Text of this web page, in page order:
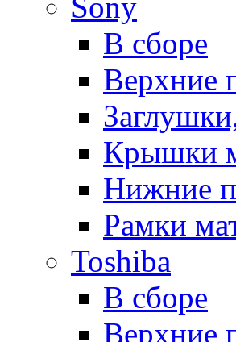
В сборе
Верхние
Крышки
Нижние
Рамки
Toshiba
В сборе
Верхние